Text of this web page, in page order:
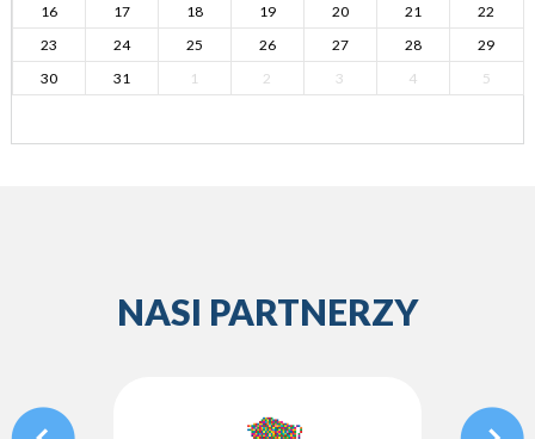
16
17 18 19 20 21
22
23
24 25 26 27 28
29
30
31 1 2 3 4 5
NASI PARTNERZY